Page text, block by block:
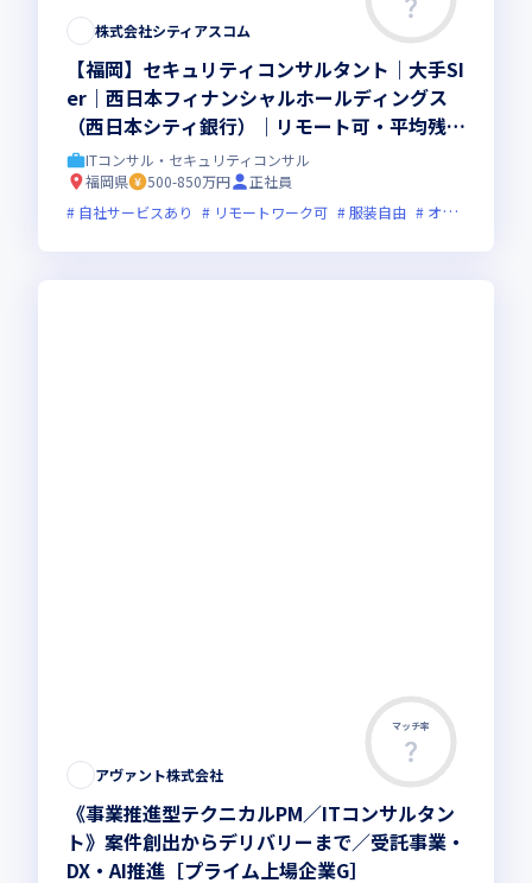
株式会社シティアスコム
【福岡】セキュリティコンサルタント｜大手SI
er｜西日本フィナンシャルホールディングス
（西日本シティ銀行）｜リモート可・平均残業
11h・土日祝休み
ITコンサル・セキュリティコンサル
福岡県
500-850万円
正社員
自社サービスあり
リモートワーク可 服装自由 オンライン選考可
マッチ率
アヴァント株式会社
《事業推進型テクニカルPM／ITコンサルタン
ト》案件創出からデリバリーまで／受託事業・
DX・AI推進［プライム上場企業G］